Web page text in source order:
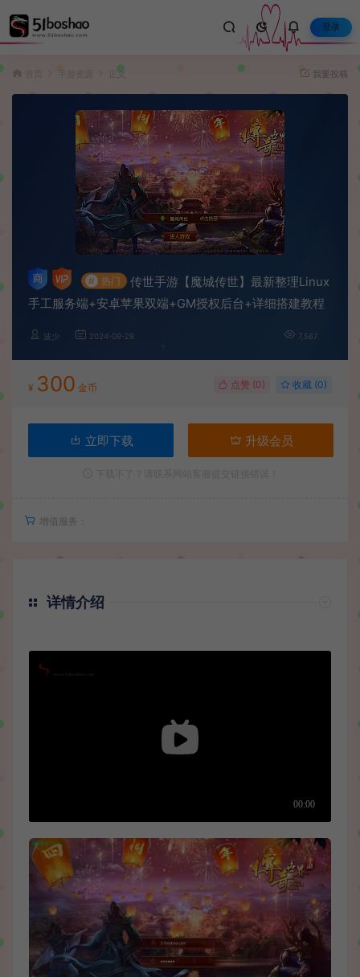
登录
手游资源 正文 我要投稿
# 热门
传世手游【魔城传世】最新整理Linux
手工服务端+安卓苹果双端+GM授权后台+详细搭建教程
波少 2024-09-28 7,567
¥ 300 金币 点赞 (0) 收藏 (0)
立即下载 升级会员
增值服务：
详情介绍